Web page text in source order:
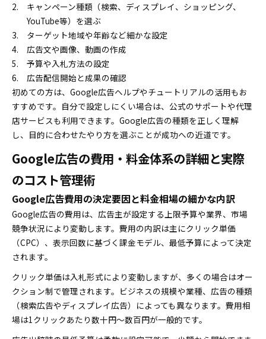
キャンペーン種類（検索、ディスプレイ、ショッピング、
YouTube等）を選ぶ
ターゲット地域や年齢など細かな設定
広告文や画像、動画の作成
予算や入札方法の設定
広告配信開始と成果の確認
初めての方は、Google広告ヘルプやチュートリアルの活用もお
すすめです。自分で設定しにくい場合は、公式のサポートや代理
店サービスも利用できます。Google広告の種類を正しく理解
し、目的に合わせたやり方を選ぶことが成功への近道です。
Google広告の費用・料金体系の詳細と実際
のコスト管理術
Google広告費用の決定要因と料金相場の細かな内訳
Google広告の費用は、広告主が設定する上限予算や業界、市場
競争状況により変動します。費用の内訳は主にクリック単価
（CPC）、表示回数に基づく課金モデル、最低予算によって決定
されます。
クリック単価は入札形式により変動しますが、多くの場合はオー
クション制で管理されます。ビジネスの規模や業種、広告の種類
（検索広告やディスプレイ広告）によっても異なります。費用相
場は1クリックあたり数十円～数百円が一般的です。